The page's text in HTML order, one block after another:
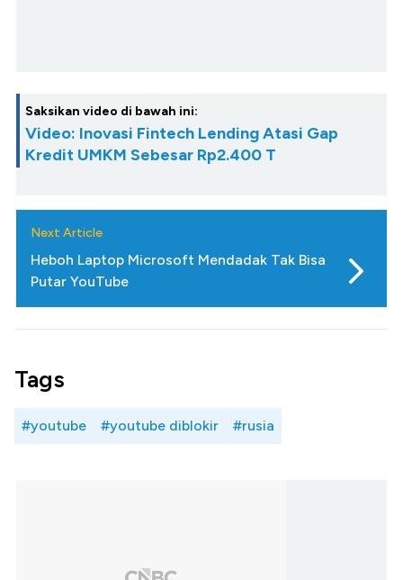
Saksikan video di bawah ini:
Video: Inovasi Fintech Lending Atasi Gap
Kredit UMKM Sebesar Rp2.400 T
Next Article
Heboh Laptop Microsoft Mendadak Tak Bisa
Putar YouTube
Tags
#youtube #youtube diblokir #rusia